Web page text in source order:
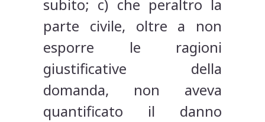
subito; c) che peraltro la
parte civile, oltre a non
esporre le ragioni
giustificative della
domanda, non aveva
quantificato il danno